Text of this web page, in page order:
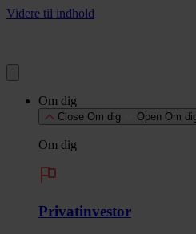
Videre til indhold
Om dig
Close Om dig Open Om
Om dig
Privatinvestor